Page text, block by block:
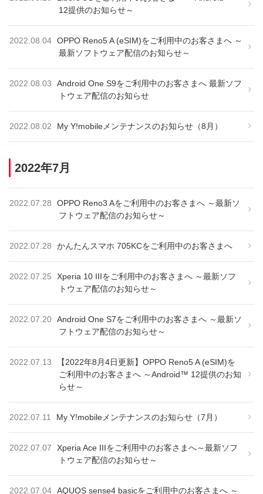
12提供のお知らせ～
2022.08.04 OPPO Reno5 A (eSIM)をご利用中のお客さまへ ～
最新ソフトウェア配信のお知らせ～
2022.08.03
Android One S9をご利用中のお客さまへ 最新ソフ
トウェア配信のお知らせ
2022.08.02 My Y!mobileメンテナンスのお知らせ（8月）
2022年7月
2022.07.28
OPPO Reno3 Aをご利用中のお客さまへ ～最新ソ
フトウェア配信のお知らせ～
2022.07.28 かんたんスマホ 705KCをご利用中のお客さまへ
2022.07.25
Xperia 10 IIIをご利用中のお客さまへ ～最新ソフ
トウェア配信のお知らせ～
2022.07.20 Android One S7をご利用中のお客さまへ ～最新ソ
フトウェア配信のお知らせ～
2022.07.13
【2022年8月4日更新】OPPO Reno5 A (eSIM)を
ご利用中のお客さまへ ～Android™ 12提供のお知
らせ～
2022.07.11 My Y!mobileメンテナンスのお知らせ（7月）
2022.07.07
Xperia Ace IIIをご利用中のお客さまへ～最新ソフ
トウェア配信のお知らせ～
2022.07.04 AQUOS sense4 basicをご利用中のお客さまへ ～